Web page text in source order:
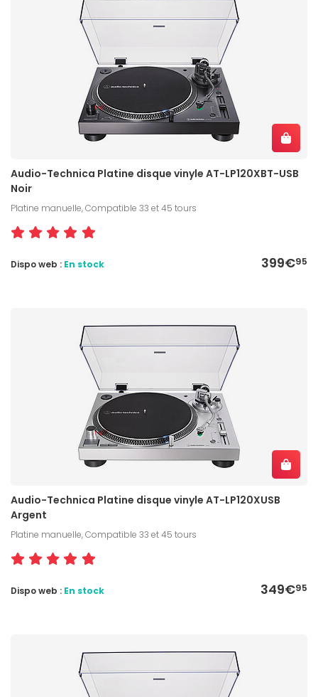
Audio-Technica Platine disque vinyle AT-LP120XBT-USB
Noir
Platine manuelle, Compatible 33 et 45 tours
399€95
Dispo web : En stock
Audio-Technica Platine disque vinyle AT-LP120XUSB
Argent
Platine manuelle, Compatible 33 et 45 tours
349€95
Dispo web : En stock